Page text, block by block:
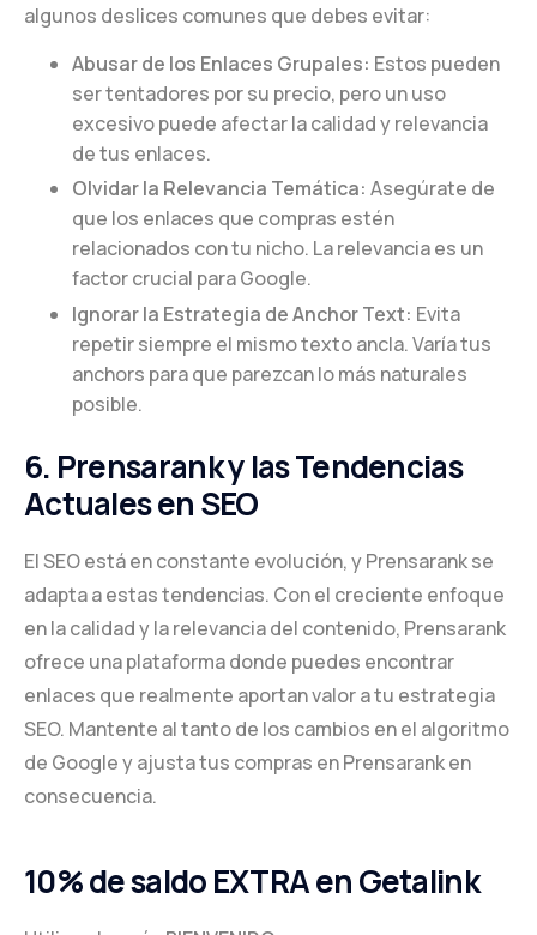
algunos deslices comunes que debes evitar:
Abusar de los Enlaces Grupales: Estos pueden
ser tentadores por su precio, pero un uso
excesivo puede afectar la calidad y relevancia
de tus enlaces.
Olvidar la Relevancia Temática: Asegúrate de
que los enlaces que compras estén
relacionados con tu nicho. La relevancia es un
factor crucial para Google.
Ignorar la Estrategia de Anchor Text: Evita
repetir siempre el mismo texto ancla. Varía tus
anchors para que parezcan lo más naturales
posible.
6. Prensarank y las Tendencias
Actuales en SEO
El SEO está en constante evolución, y Prensarank se
adapta a estas tendencias. Con el creciente enfoque
en la calidad y la relevancia del contenido, Prensarank
ofrece una plataforma donde puedes encontrar
enlaces que realmente aportan valor a tu estrategia
SEO. Mantente al tanto de los cambios en el algoritmo
de Google y ajusta tus compras en Prensarank en
consecuencia.
10% de saldo EXTRA en Getalink